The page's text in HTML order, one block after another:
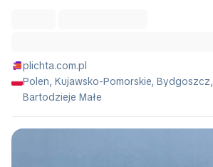
plichta.com.pl
Polen, Kujawsko-Pomorskie, Bydgoszcz,
Bartodzieje Małe